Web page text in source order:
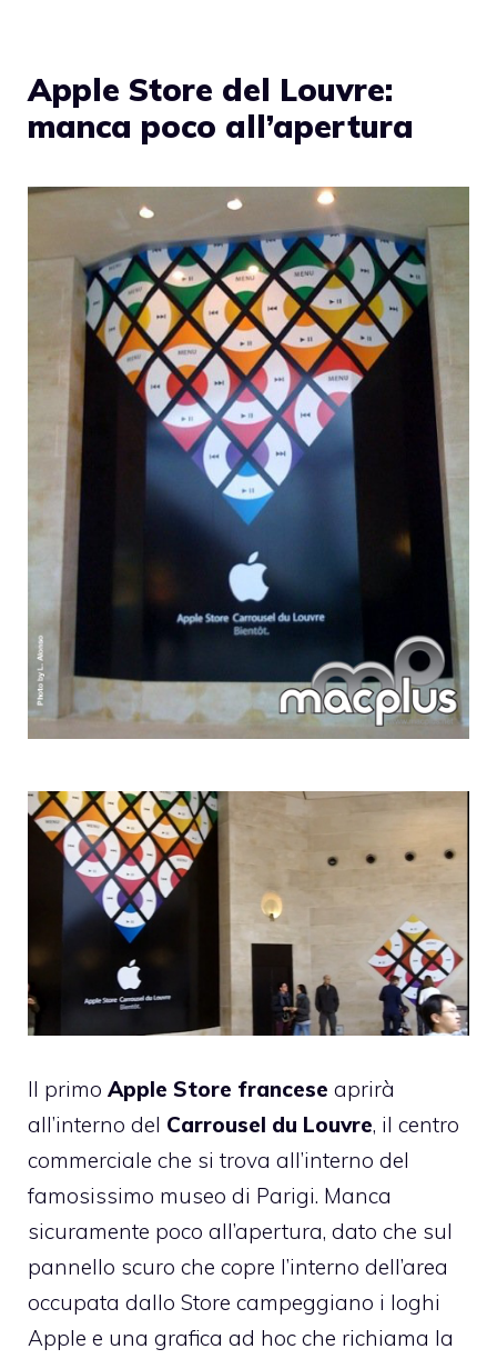
Apple Store del Louvre:
manca poco all’apertura
Il primo Apple Store francese aprirà
all’interno del Carrousel du Louvre, il centro
commerciale che si trova all’interno del
famosissimo museo di Parigi. Manca
sicuramente poco all’apertura, dato che sul
pannello scuro che copre l’interno dell’area
occupata dallo Store campeggiano i loghi
Apple e una grafica ad hoc che richiama la